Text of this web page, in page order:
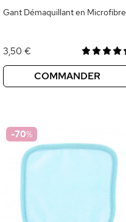
Gant Démaquillant en Microfibre
3,50 €
COMMANDER
-70%